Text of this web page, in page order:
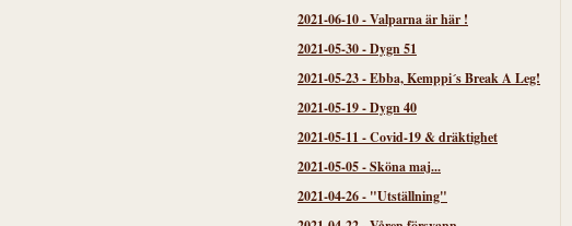
2021-06-10-Valparna är här !
2021-05-30-Dygn 51
2021-05-23-Ebba, Kemppi´s Break A Leg!
2021-05-19-Dygn 40
2021-05-11 -Covid-19 & dräktighet
2021-05-05-Sköna maj...
2021-04-26- "Utställning"